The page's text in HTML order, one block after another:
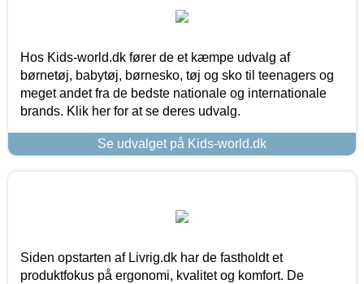
Hos Kids-world.dk fører de et kæmpe udvalg af
børnetøj, babytøj, børnesko, tøj og sko til teenagers og
meget andet fra de bedste nationale og internationale
brands. Klik her for at se deres udvalg.
Se udvalget på Kids-world.dk
Siden opstarten af Livrig.dk har de fastholdt et
produktfokus på ergonomi, kvalitet og komfort. De